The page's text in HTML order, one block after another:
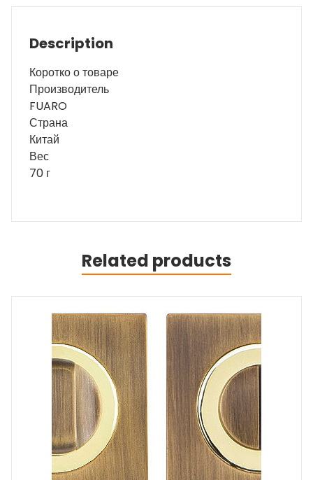
Description
Коротко о товаре
Производитель
FUARO
Страна
Китай
Вес
70 г
Related products